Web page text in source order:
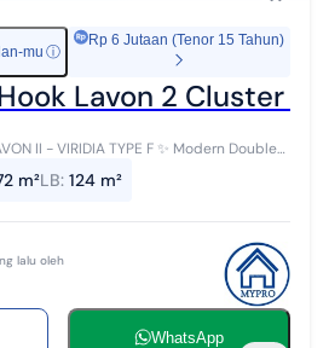
mu ⓘ
Rp 6 Jutaan (Tenor 15 Tahun)
Lavon 2 Cluster
II - VIRIDIA TYPE F ✨ Modern Double
Hunian premium dengan desain modern,
m²LB: 124 m²
lalu oleh
WhatsApp